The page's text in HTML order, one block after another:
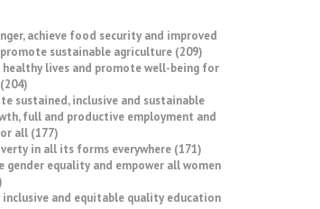
achieve food security and improved
sustainable agriculture (209)
healthy lives and promote well-being for
sustained, inclusive and sustainable
full and productive employment and
all (177)
in all its forms everywhere (171)
gender equality and empower all women
inclusive and equitable quality education